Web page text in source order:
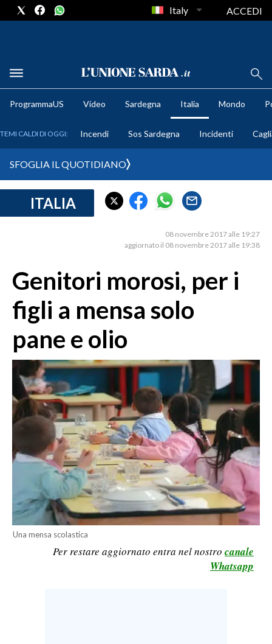
METEO
CRONACA SARDEGNA
MEDIO CAMPIDANO
SASSARI E PROVINCIA
NUORO E PROVINCIA
OGLIASTRA
AGENDA
CRONACA
MONDO
ECONOMIA
Italy ACCEDI
ProgrammaUS Video Sardegna Italia Mondo
TEMI CALDI DI OGGI: Incendi Sos Sardegna Incidenti
SFOGLIA IL QUOTIDIANO
ITALIA
08 novembre 2017 alle 19:27
aggiornato il 08 novembre 2017 alle 19:38
Genitori morosi, per i
figli a mensa solo
pane e olio
Una mensa scolastica
Per restare aggiornato entra nel nostro canale
Whatsapp